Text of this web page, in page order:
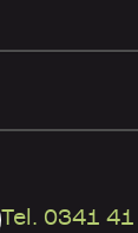
Tel. 0341